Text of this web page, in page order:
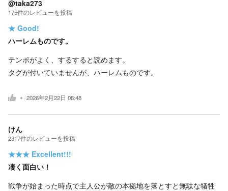
@taka273
175件のレビューを投稿
★ Good!
ハーレムものです。
テンポがよく、するすると読めます。
タグが付いていませんが、ハーレムものです。
2026年2月22日 08:48
けん
2317件のレビューを投稿
★★★ Excellent!!!
凄く面白い！
戦争が始まった時点で主人公が敵の本拠地を落とすと無駄な犠牲